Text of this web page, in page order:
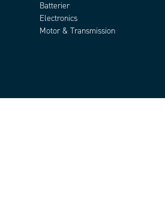
Batterier
Electronics
Motor & Transmission